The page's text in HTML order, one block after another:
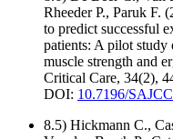
Rheeder P., Paruk F.
to predict successful
patients: A pilot
muscle strength and
Critical Care, 34(2),
DOI: 10.7196/
8.5) Hickmann C.,